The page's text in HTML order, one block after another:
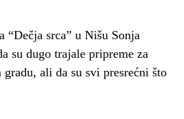
“Dečja srca” u Nišu Sonja
su dugo trajale pripreme za
ali da su svi presrećni što